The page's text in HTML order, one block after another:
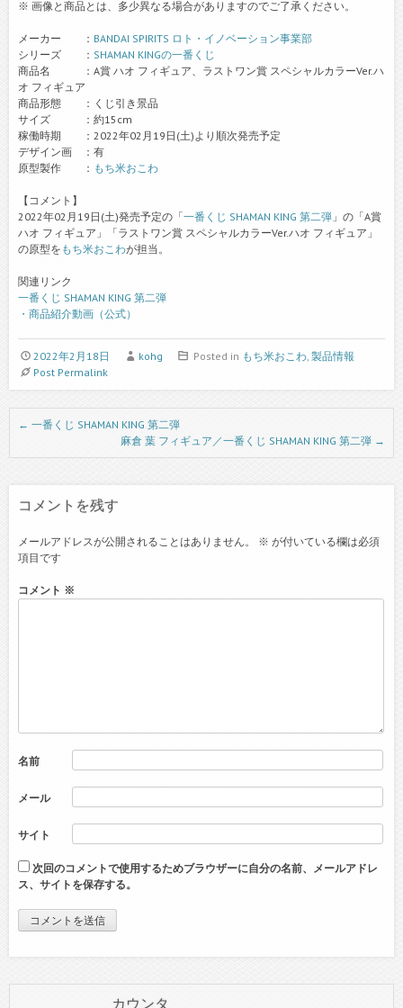
※ 画像と商品とは、多少異なる場合がありますのでご了承ください。
メーカー ： BANDAI SPIRITS ロト・イノベーション事業部
シリーズ ： SHAMAN KINGの一番くじ
商品名 ：A賞 ハオ フィギュア、ラストワン賞 スペシャルカラーVer.ハ
オ フィギュア
商品形態 ：くじ引き景品
サイズ ：約15cm
稼働時期 ：2022年02月19日(土)より順次発売予定
デザイン画 ：有
原型製作 ： もち米おこわ
【コメント】
2022年02月19日(土)発売予定の「一番くじ SHAMAN KING 第二弾 」の「A賞
ハオ フィギュア」「ラストワン賞 スペシャルカラーVer.ハオ フィギュア」
の原型を もち米おこわが担当。
関連リンク
一番くじ SHAMAN KING 第二弾
・商品紹介動画（公式）
2022年2月18日 kohg Posted in もち米おこわ ,製品情報
Post Permalink
Post navigation
← 一番くじ SHAMAN KING 第二弾
麻倉 葉 フィギュア／一番くじ SHAMAN KING 第二弾 →
コメントを残す
メールアドレスが公開されることはありません。 ※ が付いている欄は必須
項目です
コメント ※
名前
メール
サイト
次回のコメントで使用するためブラウザーに自分の名前、メールアドレ
ス、サイトを保存する。
カウンタ